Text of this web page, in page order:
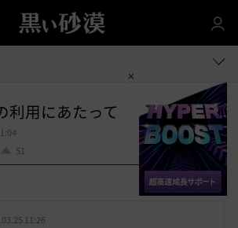
利用にあたって
51
お 共有する
11:26